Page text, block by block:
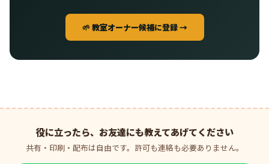
🌱 教室オーナー候補に登録 →
役に立ったら、お友達にも教えてあげてください
共有・印刷・配布は自由です。許可も連絡も必要ありません。